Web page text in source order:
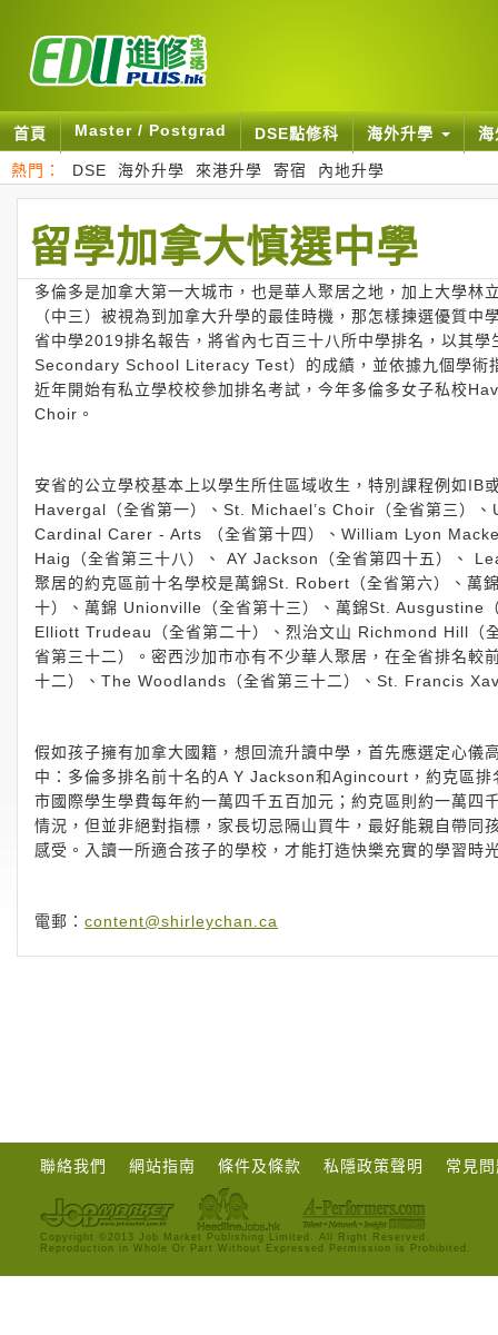
首頁 Master / Postgrad DSE點修科 海外升學
熱門： DSE 海外升學 來港升學 寄宿 內地升學
留學加拿大慎選中學
多倫多是加拿大第一大城市，也是華人聚居之地，加上大學
（中三）被視為到加拿大升學的最佳時機，那怎樣揀選優質
省中學2019排名報告，將省內七百三十八所中學排名，以其
Secondary School Literacy Test）的成績，並依據九個學術
近年開始有私立學校校參加排名考試，今年多倫多女子私校
Choir。
安省的公立學校基本上以學生所住區域收生，特別課程例如
Havergal（全省第一）、St. Michael’s Choir（全省第三）
Cardinal Carer - Arts （全省第十四）、William Lyon
Haig（全省第三十八）、 AY Jackson（全省第四十五）、
聚居的約克區前十名學校是萬錦St. Robert（全省第六）、
十）、萬錦 Unionville（全省第十三）、萬錦St. Ausgustine
Elliott Trudeau（全省第二十）、烈治文山 Richmond Hill（
省第三十二）。密西沙加市亦有不少華人聚居，在全省排名
十二）、The Woodlands（全省第三十二）、St. Francis
假如孩子擁有加拿大國籍，想回流升讀中學，首先應選定心
中：多倫多排名前十名的A Y Jackson和Agincourt，約克區
市國際學生學費每年約一萬四千五百加元；約克區則約一萬
情況，但並非絕對指標，家長切忌隔山買牛，最好能親自帶
感受。入讀一所適合孩子的學校，才能打造快樂充實的學習時
電郵： content@shirleychan.ca
聯絡我們 網站指南 條件及條款 私隱政策聲明 常見
Copyright ©2013 Job Market Publishing Limited. All Right Reserved.
Reproduction in Whole Or Part Without Expressed Permission is Prohibited.